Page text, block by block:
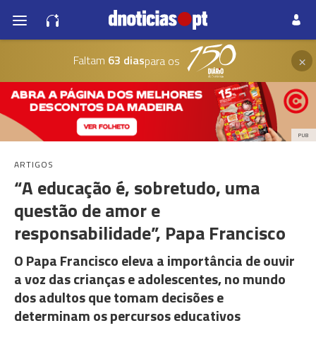
Faltam 63 diaspara os ×
PUB
ARTIGOS
“A educação é, sobretudo, uma
questão de amor e
responsabilidade”, Papa Francisco
O Papa Francisco eleva a importância de ouvir
a voz das crianças e adolescentes, no mundo
dos adultos que tomam decisões e
determinam os percursos educativos